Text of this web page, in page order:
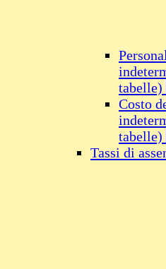
tabelle)
Costo
tabelle)
Tassi di